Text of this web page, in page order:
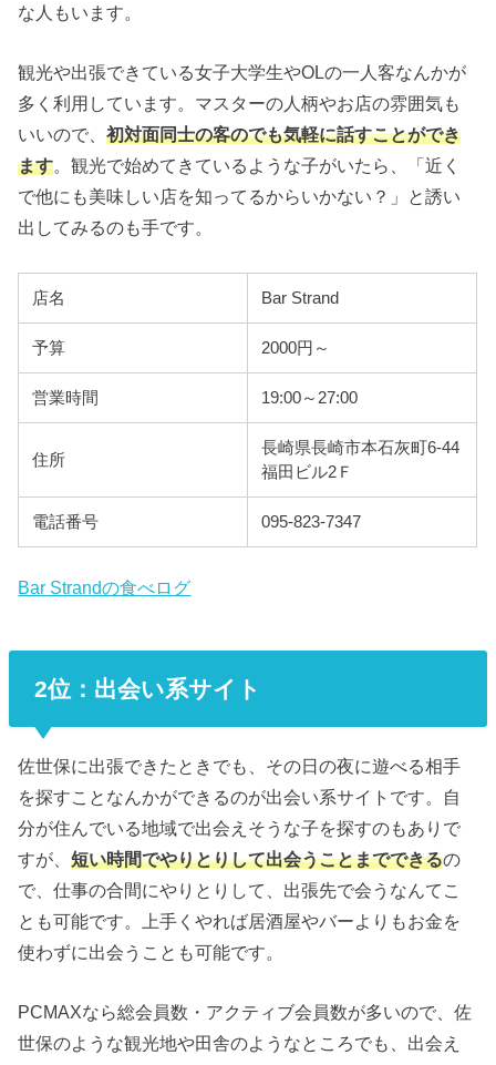
な人もいます。
観光や出張できている女子大学生やOLの一人客なんかが
多く利用しています。マスターの人柄やお店の雰囲気も
いいので、初対面同士の客のでも気軽に話すことができ
ます。観光で始めてきているような子がいたら、「近く
で他にも美味しい店を知ってるからいかない？」と誘い
出してみるのも手です。
店名 Bar Strand
予算 2000円～
営業時間 19:00～27:00
住所
長崎県長崎市本石灰町6-44
福田ビル2Ｆ
電話番号 095-823-7347
Bar Strandの食べログ
2位：出会い系サイト
佐世保に出張できたときでも、その日の夜に遊べる相手
を探すことなんかができるのが出会い系サイトです。自
分が住んでいる地域で出会えそうな子を探すのもありで
すが、短い時間でやりとりして出会うことまでできるの
で、仕事の合間にやりとりして、出張先で会うなんてこ
とも可能です。上手くやれば居酒屋やバーよりもお金を
使わずに出会うことも可能です。
PCMAXなら総会員数・アクティブ会員数が多いので、佐
世保のような観光地や田舎のようなところでも、出会え